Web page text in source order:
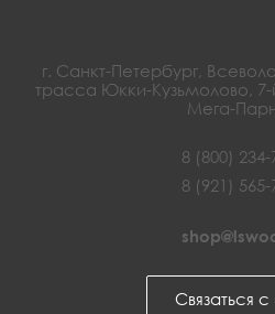
г. Санкт-Петербург,
трасса Юкки-Кузьмолово,
Мега-
8 (800) 234-
8 (921) 565-
Связаться